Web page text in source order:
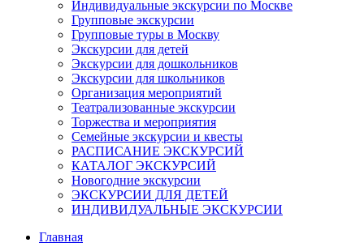
Индивидуальные экскурсии по Москве
Групповые экскурсии
Групповые туры в Москву
Экскурсии для детей
Экскурсии для дошкольников
Экскурсии для школьников
Организация мероприятий
Театрализованные экскурсии
Торжества и мероприятия
Семейные экскурсии и квесты
РАСПИСАНИЕ ЭКСКУРСИЙ
КАТАЛОГ ЭКСКУРСИЙ
Новогодние экскурсии
ЭКСКУРСИИ ДЛЯ ДЕТЕЙ
ИНДИВИДУАЛЬНЫЕ ЭКСКУРСИИ
Главная